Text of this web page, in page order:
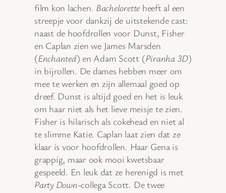
film kon lachen. Bachelorette heeft al een
streepje voor dankzij de uitstekende cast:
naast de hoofdrollen voor Dunst, Fisher
en Caplan zien we James Marsden
(Enchanted) en Adam Scott (Piranha 3D)
in bijrollen. De dames hebben meer om
mee te werken en zijn allemaal goed op
dreef. Dunst is altijd goed en het is leuk
om haar niet als het lieve meisje te zien.
Fisher is hilarisch als cokehead en niet al
te slimme Katie. Caplan laat zien dat ze
klaar is voor hoofdrollen. Haar Gena is
grappig, maar ook mooi kwetsbaar
gespeeld. En leuk dat ze herenigd is met
Party Down-collega Scott. De twee